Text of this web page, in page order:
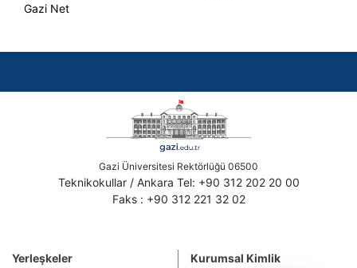
Gazi Net
Gazi Üniversitesi Rektörlüğü 06500
Teknikokullar / Ankara Tel: +90 312 202 20 00
Faks : +90 312 221 32 02
Yerleşkeler
Kurumsal Kimlik